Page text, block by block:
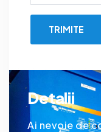
Detalii
Ai nevoie de